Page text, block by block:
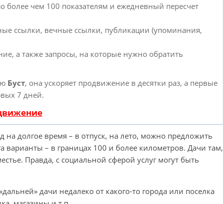
более чем 100 показателям и ежедневный пересчет
ссылки, вечные ссылки, публикации (упоминания,
а также запросы, на которые нужно обратить
Буст, она ускоряет продвижение в десятки раз, а первые
7 дней.
на долгое время – в отпуск, на лето, можно предложить
варианты – в границах 100 и более километров. Дачи там,
Правда, с социальной сферой услуг могут быть
дачи недалеко от какого-то города или поселка